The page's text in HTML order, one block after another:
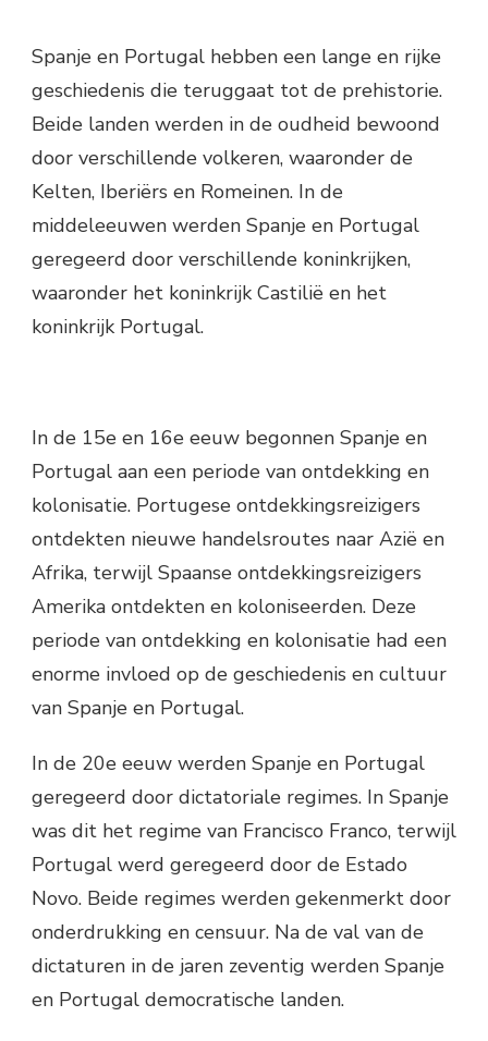
Spanje en Portugal hebben een lange en rijke
geschiedenis die teruggaat tot de prehistorie.
Beide landen werden in de oudheid bewoond
door verschillende volkeren, waaronder de
Kelten, Iberiërs en Romeinen. In de
middeleeuwen werden Spanje en Portugal
geregeerd door verschillende koninkrijken,
waaronder het koninkrijk Castilië en het
koninkrijk Portugal.
In de 15e en 16e eeuw begonnen Spanje en
Portugal aan een periode van ontdekking en
kolonisatie. Portugese ontdekkingsreizigers
ontdekten nieuwe handelsroutes naar Azië en
Afrika, terwijl Spaanse ontdekkingsreizigers
Amerika ontdekten en koloniseerden. Deze
periode van ontdekking en kolonisatie had een
enorme invloed op de geschiedenis en cultuur
van Spanje en Portugal.
In de 20e eeuw werden Spanje en Portugal
geregeerd door dictatoriale regimes. In Spanje
was dit het regime van Francisco Franco, terwijl
Portugal werd geregeerd door de Estado
Novo. Beide regimes werden gekenmerkt door
onderdrukking en censuur. Na de val van de
dictaturen in de jaren zeventig werden Spanje
en Portugal democratische landen.